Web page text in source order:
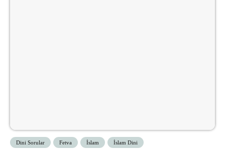
Dini Sorular Fetva İslam İslam Dini